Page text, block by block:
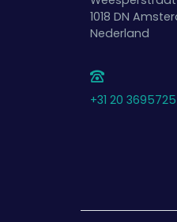
1018 DN
Nederland
+31 20 3695725